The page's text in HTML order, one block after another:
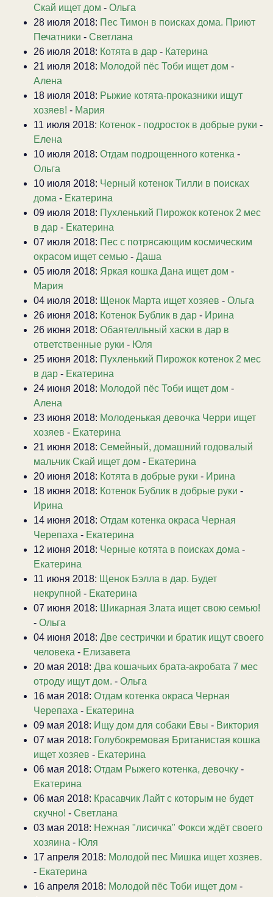
Скай ищет дом - Ольга
28 июля 2018: Пес Тимон в поисках дома. Приют
Печатники - Светлана
26 июля 2018: Котята в дар - Катерина
21 июля 2018: Молодой пёс Тоби ищет дом -
Алена
18 июля 2018: Рыжие котята-проказники ищут
хозяев! - Мария
11 июля 2018: Котенок - подросток в добрые руки -
Елена
10 июля 2018: Отдам подрощенного котенка -
Ольга
10 июля 2018: Черный котенок Тилли в поисках
дома - Екатерина
09 июля 2018: Пухленький Пирожок котенок 2 мес
в дар - Екатерина
07 июля 2018: Пес с потрясающим космическим
окрасом ищет семью - Даша
05 июля 2018: Яркая кошка Дана ищет дом -
Мария
04 июля 2018: Щенок Марта ищет хозяев - Ольга
26 июня 2018: Котенок Бублик в дар - Ирина
26 июня 2018: Обаятелльный хаски в дар в
ответственные руки - Юля
25 июня 2018: Пухленький Пирожок котенок 2 мес
в дар - Екатерина
24 июня 2018: Молодой пёс Тоби ищет дом -
Алена
23 июня 2018: Молоденькая девочка Черри ищет
хозяев - Екатерина
21 июня 2018: Семейный, домашний годовалый
мальчик Скай ищет дом - Екатерина
20 июня 2018: Котята в добрые руки - Ирина
18 июня 2018: Котенок Бублик в добрые руки -
Ирина
14 июня 2018: Отдам котенка окраса Черная
Черепаха - Екатерина
12 июня 2018: Черные котята в поисках дома -
Екатерина
11 июня 2018: Щенок Бэлла в дар. Будет
некрупной - Екатерина
07 июня 2018: Шикарная Злата ищет свою семью!
- Ольга
04 июня 2018: Две сестрички и братик ищут своего
человека - Елизавета
20 мая 2018: Два кошачьих брата-акробата 7 мес
отроду ищут дом. - Ольга
16 мая 2018: Отдам котенка окраса Черная
Черепаха - Екатерина
09 мая 2018: Ищу дом для собаки Евы - Виктория
07 мая 2018: Голубокремовая Британистая кошка
ищет хозяев - Екатерина
06 мая 2018: Отдам Рыжего котенка, девочку -
Екатерина
06 мая 2018: Красавчик Лайт с которым не будет
скучно! - Светлана
03 мая 2018: Нежная "лисичка" Фокси ждёт своего
хозяина - Юля
17 апреля 2018: Молодой пес Мишка ищет хозяев.
- Екатерина
16 апреля 2018: Молодой пёс Тоби ищет дом -